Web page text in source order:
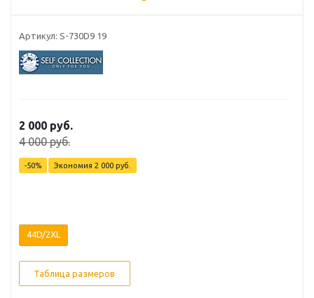
Артикул: S-730D9 19
2 000 руб.
4 000 руб.
-50% Экономия 2 000 руб.
44D/2XL
Таблица размеров